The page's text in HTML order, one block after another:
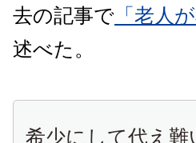
去の記事で 「老人
述べた。
希少にして代え